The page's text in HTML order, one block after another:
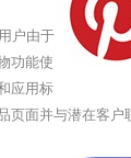
户由于
功能使
应用标
面并与潜在客户